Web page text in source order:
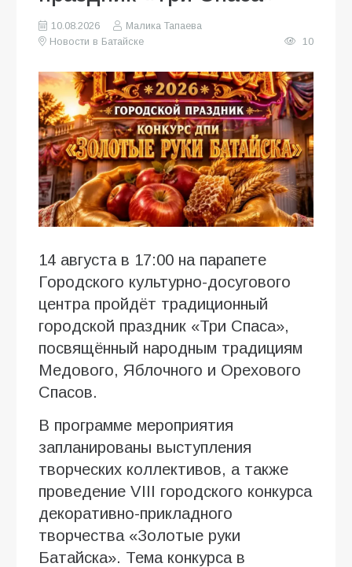
10.08.2026
Малика Тапаева
Новости в Батайске
10
14 августа в 17:00 на парапете
Городского культурно-досугового
центра пройдёт традиционный
городской праздник «Три Спаса»,
посвящённый народным традициям
Медового, Яблочного и Орехового
Спасов.
В программе мероприятия
запланированы выступления
творческих коллективов, а также
проведение VIII городского конкурса
декоративно-прикладного
творчества «Золотые руки
Батайска». Тема конкурса в